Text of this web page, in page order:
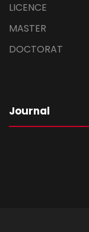
LICENCE
MASTER
DOCTORAT
Journal